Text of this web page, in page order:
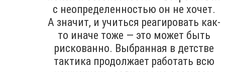
с неопределенностью он не хочет.
А значит, и учиться реагировать как-
то иначе тоже — это может быть
рискованно. Выбранная в детстве
тактика продолжает работать всю